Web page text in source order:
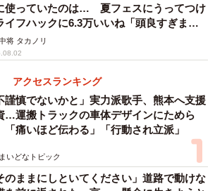
使っていたのは… 夏フェスにうってつけ
イフハックに6.3万いいね「頭良すぎま
将 タカノリ
アクセスランキング
謹慎でないかと」実力派歌手、熊本へ支援
…運搬トラックの車体デザインにためら
痛いほど伝わる」「行動され立派」
まいどなトピック
のままにしといてください」道路で動けな